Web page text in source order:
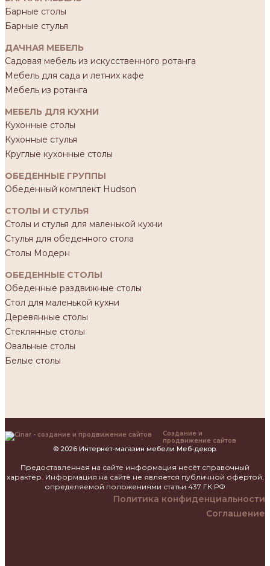
Барные столы
Барные стулья
ДАЧНАЯ МЕБЕЛЬ
Садовая мебель из искусственного ротанга
Мебель для сада и летних кафе
Мебель из ротанга
МЕБЕЛЬ ДЛЯ КУХНИ
Кухонные столы
Кухонные стулья
Круглые кухонные столы
ОБЕДЕННЫЕ ГРУППЫ
Обеденный комплект Hudson
СТОЛЫ И СТУЛЬЯ
Столы и стулья для маленькой кухни
Стулья для обеденного стола
Столы Модерн
ОБЕДЕННЫЕ СТОЛЫ
Обеденные раздвижные столы
Стол для маленькой кухни
Деревянные столы
Стеклянные столы
Овальные столы
Белые столы
Создание и
продвижение сайтов
© 2026 Интернет-магазин мебели Меб-декор.
Предоставленная на сайте информация несёт справочный
характер. Информация на сайте не является публичной офертой,
определяемой положениями статьи 437 ГК РФ
Политика конфиденциальности
Соглашение